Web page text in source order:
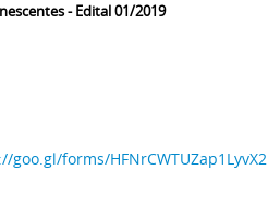
- Edital 01/2019
goo.gl/forms/HFNrCWTUZap1LyvX2